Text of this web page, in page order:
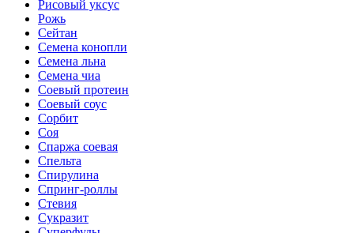
Рисовый уксус
Рожь
Сейтан
Семена конопли
Семена льна
Семена чиа
Соевый протеин
Соевый соус
Сорбит
Соя
Спаржа соевая
Спельта
Спирулина
Спринг-роллы
Стевия
Сукразит